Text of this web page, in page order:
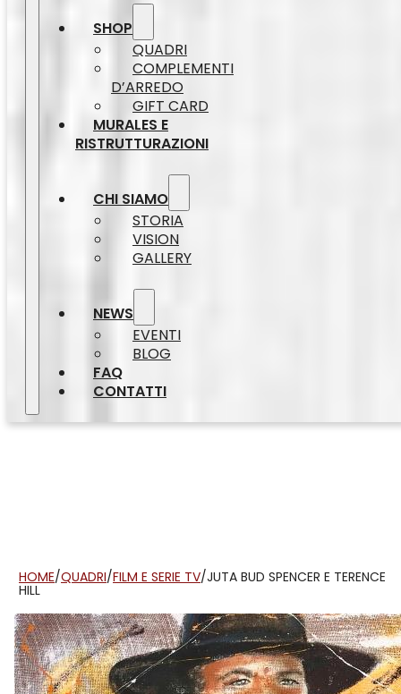
SHOP
QUADRI
COMPLEMENTI
D’ARREDO
GIFT CARD
MURALES E
RISTRUTTURAZIONI
CHI SIAMO
STORIA
VISION
GALLERY
NEWS
EVENTI
BLOG
FAQ
CONTATTI
HOME/QUADRI/FILM E SERIE TV/JUTA BUD SPENCER E TERENCE
HILL